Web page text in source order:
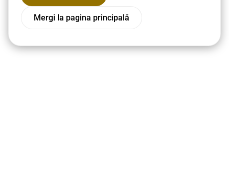
Mergi la pagina principală